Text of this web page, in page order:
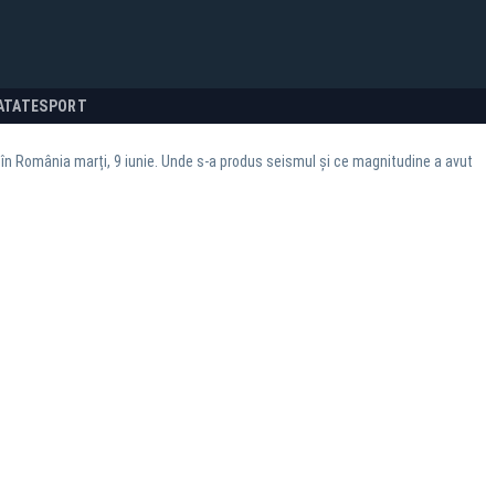
SPORT
România marți, 9 iunie. Unde s-a produs seismul și ce magnitudine a avut